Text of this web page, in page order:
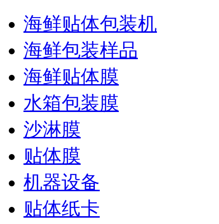
海鲜贴体包装机
海鲜包装样品
海鲜贴体膜
水箱包装膜
沙淋膜
贴体膜
机器设备
贴体纸卡